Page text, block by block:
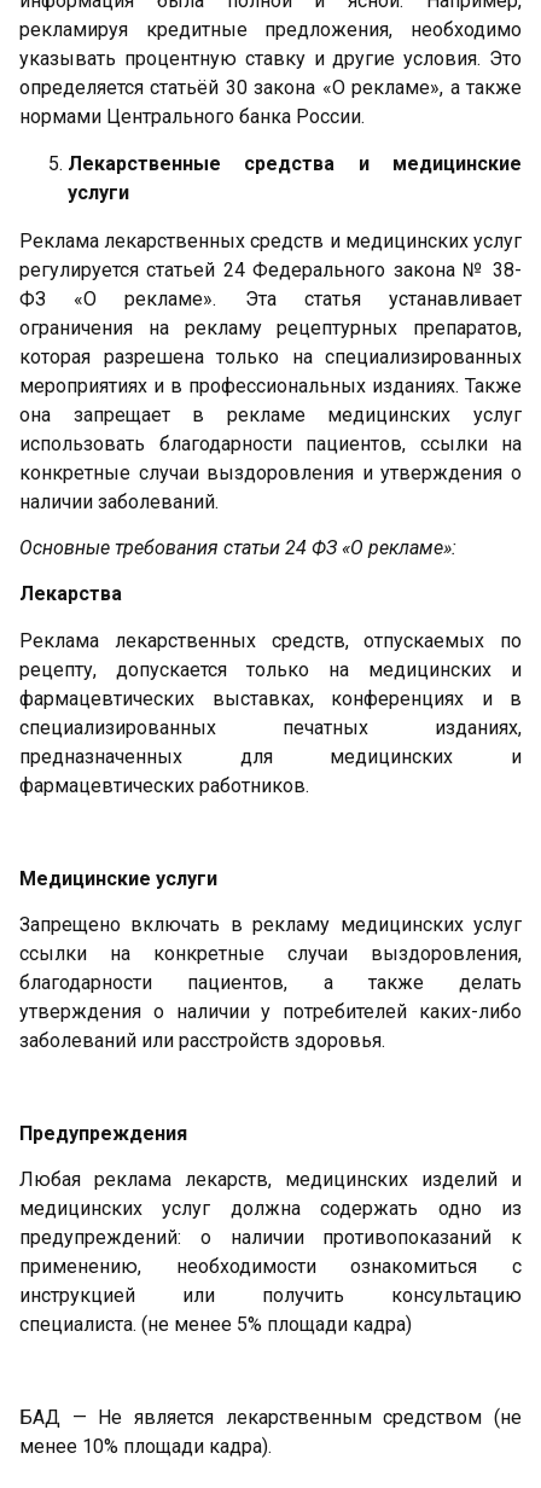
рекламируя кредитные предложения, необходимо
указывать процентную ставку и другие условия. Это
определяется статьёй 30 закона «О рекламе», а также
нормами Центрального банка России.
Лекарственные средства и медицинские
услуги
Реклама лекарственных средств и медицинских услуг
регулируется статьей 24 Федерального закона № 38-
ФЗ «О рекламе». Эта статья устанавливает
ограничения на рекламу рецептурных препаратов,
которая разрешена только на специализированных
мероприятиях и в профессиональных изданиях. Также
она запрещает в рекламе медицинских услуг
использовать благодарности пациентов, ссылки на
конкретные случаи выздоровления и утверждения о
наличии заболеваний.
Основные требования статьи 24 ФЗ «О рекламе»:
Лекарства
Реклама лекарственных средств, отпускаемых по
рецепту, допускается только на медицинских и
фармацевтических выставках, конференциях и в
специализированных печатных изданиях,
предназначенных для медицинских и
фармацевтических работников.
Медицинские услуги
Запрещено включать в рекламу медицинских услуг
ссылки на конкретные случаи выздоровления,
благодарности пациентов, а также делать
утверждения о наличии у потребителей каких-либо
заболеваний или расстройств здоровья.
Предупреждения
Любая реклама лекарств, медицинских изделий и
медицинских услуг должна содержать одно из
предупреждений: о наличии противопоказаний к
применению, необходимости ознакомиться с
инструкцией или получить консультацию
специалиста. (не менее 5% площади кадра)
БАД — Не является лекарственным средством (не
менее 10% площади кадра).